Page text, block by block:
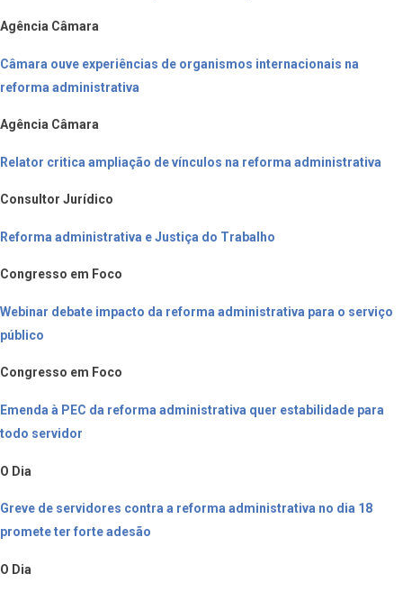
Agência Câmara
Câmara ouve experiências de organismos internacionais na
reforma administrativa
Agência Câmara
Relator critica ampliação de vínculos na reforma administrativa
Consultor Jurídico
Reforma administrativa e Justiça do Trabalho
Congresso em Foco
Webinar debate impacto da reforma administrativa para o serviço
público
Congresso em Foco
Emenda à PEC da reforma administrativa quer estabilidade para
todo servidor
O Dia
Greve de servidores contra a reforma administrativa no dia 18
promete ter forte adesão
O Dia